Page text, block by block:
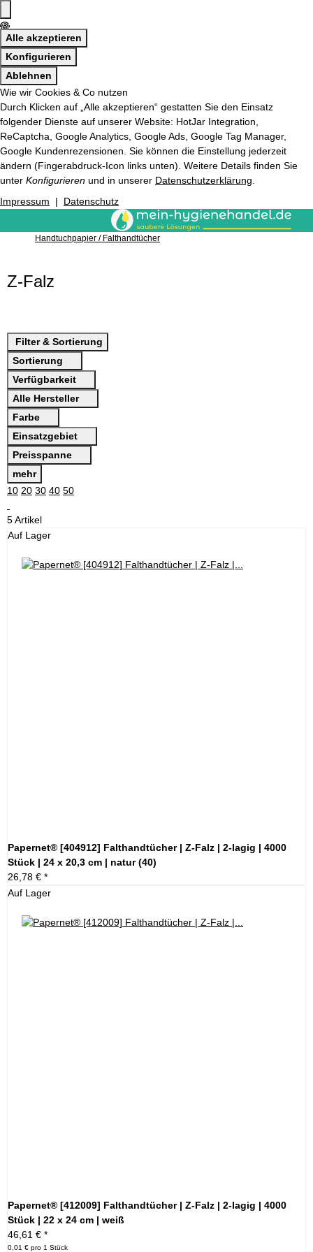
Alle akzeptieren
Konfigurieren
Ablehnen
Wie wir Cookies & Co nutzen
Durch Klicken auf „Alle akzeptieren“ gestatten Sie den Einsatz
folgender Dienste auf unserer Website: HotJar Integration,
ReCaptcha, Google Analytics, Google Ads, Google Tag Manager,
Google Kundenrezensionen. Sie können die Einstellung jederzeit
ändern (Fingerabdruck-Icon links unten). Weitere Details finden Sie
unter Konfigurieren und in unserer Datenschutzerklärung
Impressum
| Datenschutz
Handtuchpapier / Falthandtücher
Z-Falz
Filter & Sortierung
Sortierung
Verfügbarkeit
Alle Hersteller
Farbe
Einsatzgebiet
Preisspanne
mehr
10 20 30 40 50
5 Artikel
Auf Lager
Papernet® [404912] Falthandtücher | Z-Falz | 2-lagig | 4000
Stück | 24 x 20,3 cm | natur (40)
26,78 € *
Auf Lager
Papernet® [412009] Falthandtücher | Z-Falz | 2-lagig | 4000
Stück | 22 x 24 cm | weiß
46,61 € *
0,01 € pro 1 Stück